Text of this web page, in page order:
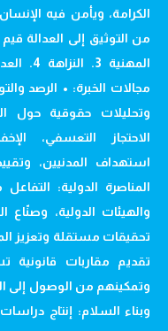
الكرامة، ويأمن فيه
مجالات الخبرة: • الرصد
وتحليلات حقوقية حول
الاحتجاز التعسفي،
استهداف المدنيين،
المناصرة الدولية:
والهيئات الدولية، وصنّاع
تحقيقات مستقلة وتعزيز
تقديم مقاربات قانونية
وتمكينهم من الوصول إلى
وبناء السلام: إنتاج